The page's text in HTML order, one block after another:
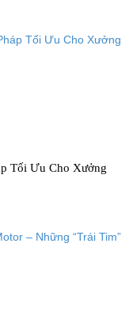
Tối Ưu Cho Xưởng